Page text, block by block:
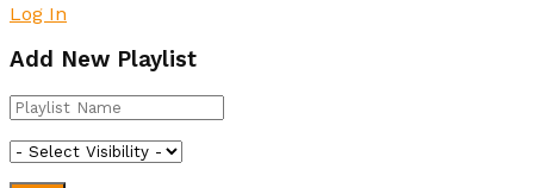
Log In
Add New Playlist